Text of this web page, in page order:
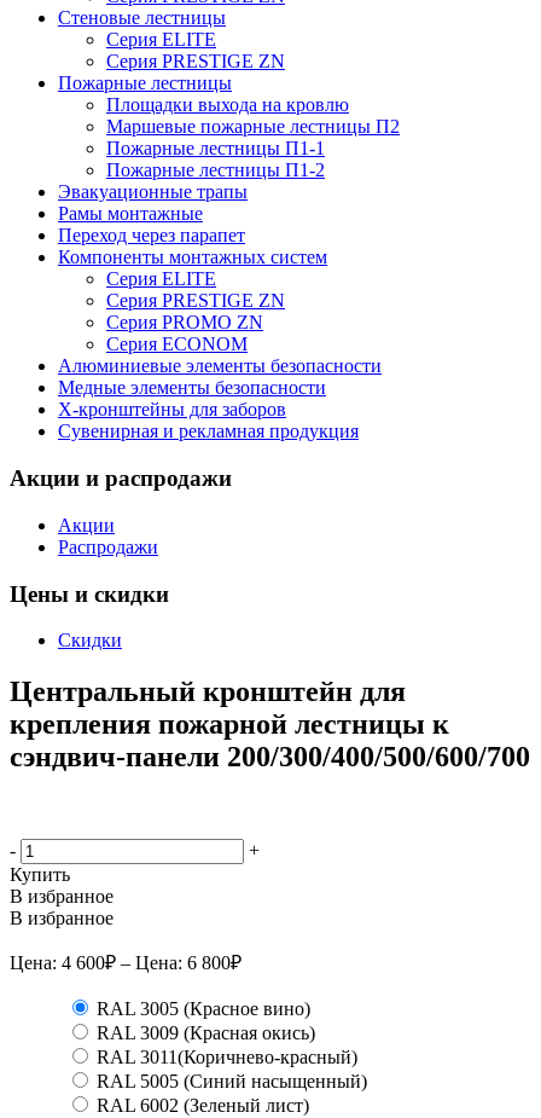
Стеновые лестницы
Серия ELITE
Серия PRESTIGE ZN
Пожарные лестницы
Площадки выхода на кровлю
Маршевые пожарные лестницы П2
Пожарные лестницы П1-1
Пожарные лестницы П1-2
Эвакуационные трапы
Рамы монтажные
Переход через парапет
Компоненты монтажных систем
Серия ELITE
Серия PRESTIGE ZN
Серия PROMO ZN
Серия ECONOM
Алюминиевые элементы безопасности
Медные элементы безопасности
X-кронштейны для заборов
Сувенирная и рекламная продукция
Акции и распродажи
Акции
Распродажи
Цены и скидки
Скидки
Центральный кронштейн для
крепления пожарной лестницы к
сэндвич-панели 200/300/400/500/600/700
-
+
Купить
В избранное
В избранное
Цена: 4 600₽ – Цена: 6 800₽
RAL 3005 (Красное вино)
RAL 3009 (Красная окись)
RAL 3011(Коричнево-красный)
RAL 5005 (Синий насыщенный)
RAL 6002 (Зеленый лист)